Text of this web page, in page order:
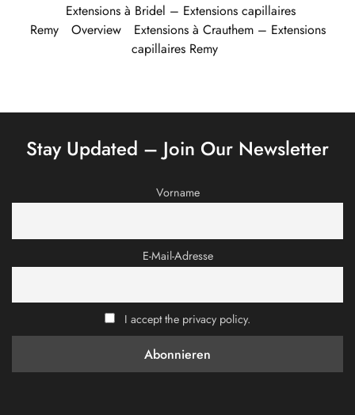
Extensions à Bridel – Extensions capillaires
Remy
Overview
Extensions à Crauthem – Extensions
capillaires Remy
Stay Updated – Join Our Newsletter
Vorname
E-Mail-Adresse
I accept the privacy policy.